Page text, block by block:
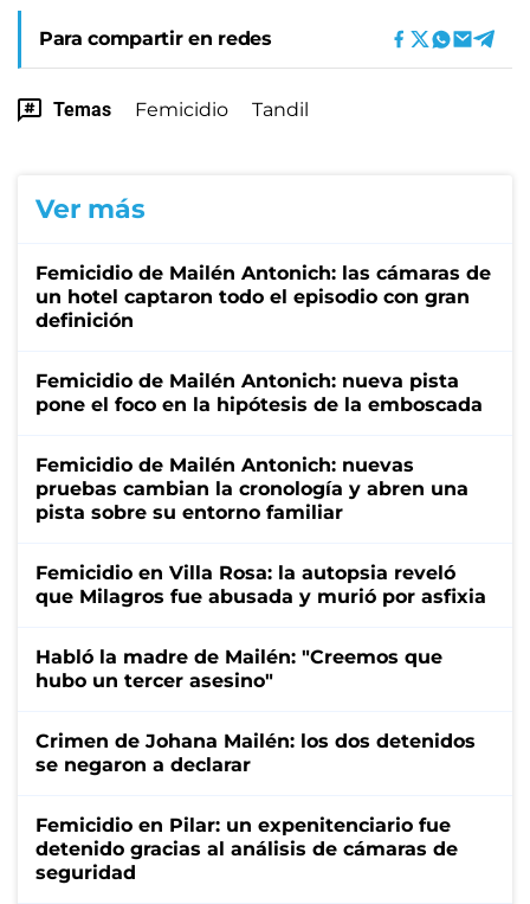
Para compartir en redes
Temas Femicidio Tandil
Ver más
Femicidio de Mailén Antonich: las cámaras de
un hotel captaron todo el episodio con gran
definición
Femicidio de Mailén Antonich: nueva pista
pone el foco en la hipótesis de la emboscada
Femicidio de Mailén Antonich: nuevas
pruebas cambian la cronología y abren una
pista sobre su entorno familiar
Femicidio en Villa Rosa: la autopsia reveló
que Milagros fue abusada y murió por asfixia
Habló la madre de Mailén: "Creemos que
hubo un tercer asesino"
Crimen de Johana Mailén: los dos detenidos
se negaron a declarar
Femicidio en Pilar: un expenitenciario fue
detenido gracias al análisis de cámaras de
seguridad